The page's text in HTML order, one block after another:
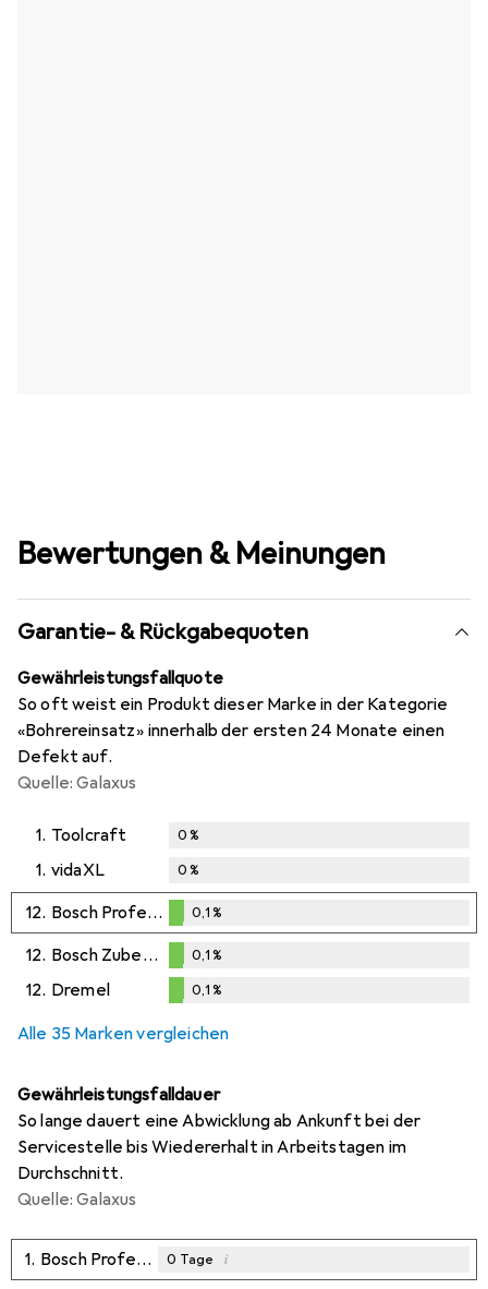
Bewertungen & Meinungen
Garantie- & Rückgabequoten
Gewährleistungsfallquote
So oft weist ein Produkt dieser Marke in der Kategorie
«Bohrereinsatz» innerhalb der ersten 24 Monate einen
Defekt auf.
Quelle: Galaxus
1. Toolcraft 0%
1. vidaXL 0%
12. Bosch Professional Zubehör
0,1%
0,1%
12. Bosch Zubehör
%
0,1%
12. Dremel 0,1%
Alle 35 Marken vergleichen
Gewährleistungsfalldauer
So lange dauert eine Abwicklung ab Ankunft bei der
Servicestelle bis Wiedererhalt in Arbeitstagen im
Durchschnitt.
Quelle: Galaxus
1. Bosch Professional Zubehör 0 Tage i